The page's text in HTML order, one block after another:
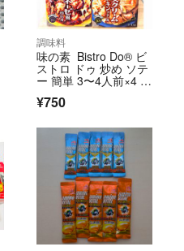
調味料
味の素 Bistro Do® ビ
ストロ ドゥ 炒め ソテ
ー 簡単 3〜4人前×4 洋
めるだけ！ チキン 肉
¥750